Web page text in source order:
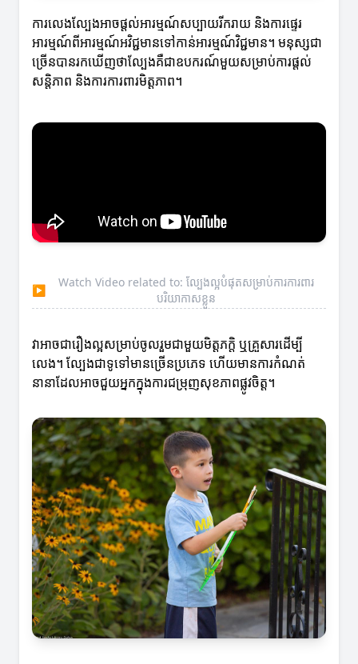
ការលេងល្បែងអាចផ្តល់អារម្មណ៍សប្បាយរីករាយ និងការផ្ទេរ
អារម្មណ៍ពីអារម្មណ៍អវិជ្ជមានទៅកាន់អារម្មណ៍វិជ្ជមាន។ មនុស្សជា
ច្រើនបានរកឃើញថាល្បែងគឺជាឧបករណ៍មួយសម្រាប់ការផ្ដល់
សន្ដិភាព និងការការពារមិត្តភាព។
▶
Watch Video related to: ល្បែងល្អបំផុតសម្រាប់ការការពារ
បរិយាកាសខ្លួន
វាអាចជារឿងល្អសម្រាប់ចូលរួមជាមួយមិត្តភក្តិ ឬគ្រួសារដើម្បី
លេង។ ល្បែងជាទូទៅមានច្រើនប្រភេទ ហើយមានការកំណត់
នានាដែលអាចជួយអ្នកក្នុងការជម្រុញសុខភាពផ្លូវចិត្ត។